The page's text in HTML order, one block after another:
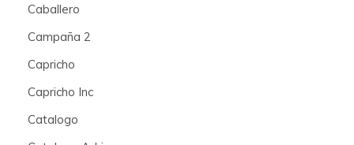
Caballero
Campaña 2
Capricho
Capricho Inc
Catalogo